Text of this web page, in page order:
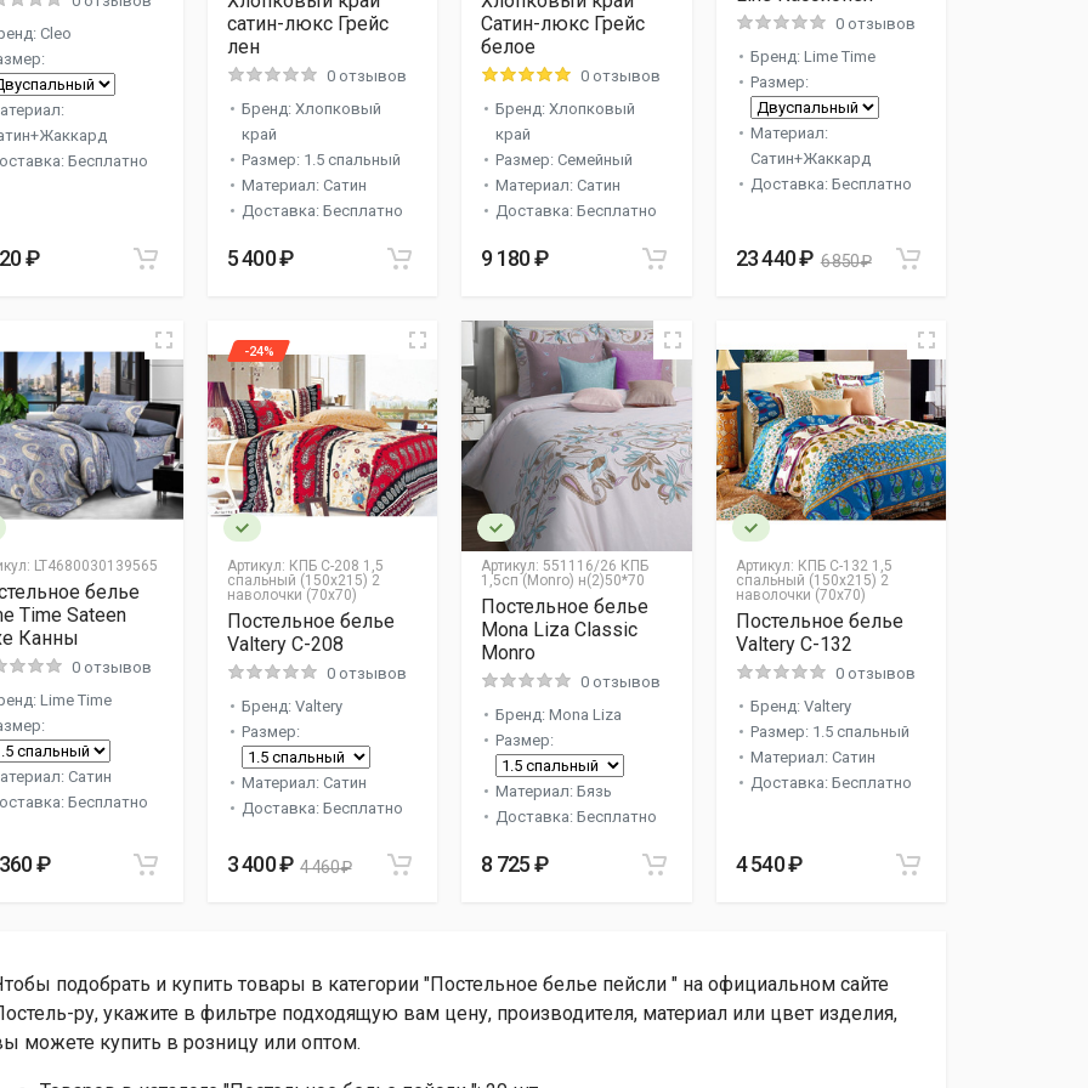
Cleo
Бесплатно
₽
сатин-люкс Грейс
лен
0 отзывов
Бренд: Хлопковый
край
Размер: 1.5 спальный
Материал: Сатин
Доставка: Бесплатно
5 400 ₽
Сатин-люкс Грейс
белое
0 отзывов
Бренд: Хлопковый
край
Размер: Семейный
Материал: Сатин
Доставка: Бесплатно
9 180 ₽
0 отзывов
Бренд: Lime Time
Размер:
Материал:
Сатин+Жаккард
Доставка: Бесплатно
23 440 ₽ 6 850 ₽
LT4680030139565
белье
Time Sateen
Канны
0 отзывов
Lime Time
Сатин
Бесплатно
₽
Артикул: КПБ С-208 1,5
спальный (150х215) 2
наволочки (70х70)
-24%
Постельное белье
Valtery C-208
0 отзывов
Бренд: Valtery
Размер:
Материал: Сатин
Доставка: Бесплатно
3 400 ₽ 4 460 ₽
Артикул: 551116/26 КПБ
1,5сп (Monro) н(2)50*70
Постельное белье
Mona Liza Classic
Monro
0 отзывов
Бренд: Mona Liza
Размер:
Материал: Бязь
Доставка: Бесплатно
8 725 ₽
Артикул: КПБ С-132 1,5
спальный (150х215) 2
наволочки (70х70)
Постельное белье
Valtery C-132
0 отзывов
Бренд: Valtery
Размер: 1.5 спальный
Материал: Сатин
Доставка: Бесплатно
4 540 ₽
подобрать и купить товары в категории "Постельное белье пейсли " на официальном сайте
ру, укажите в фильтре подходящую вам цену, производителя, материал или цвет изделия,
можете купить в розницу или оптом.